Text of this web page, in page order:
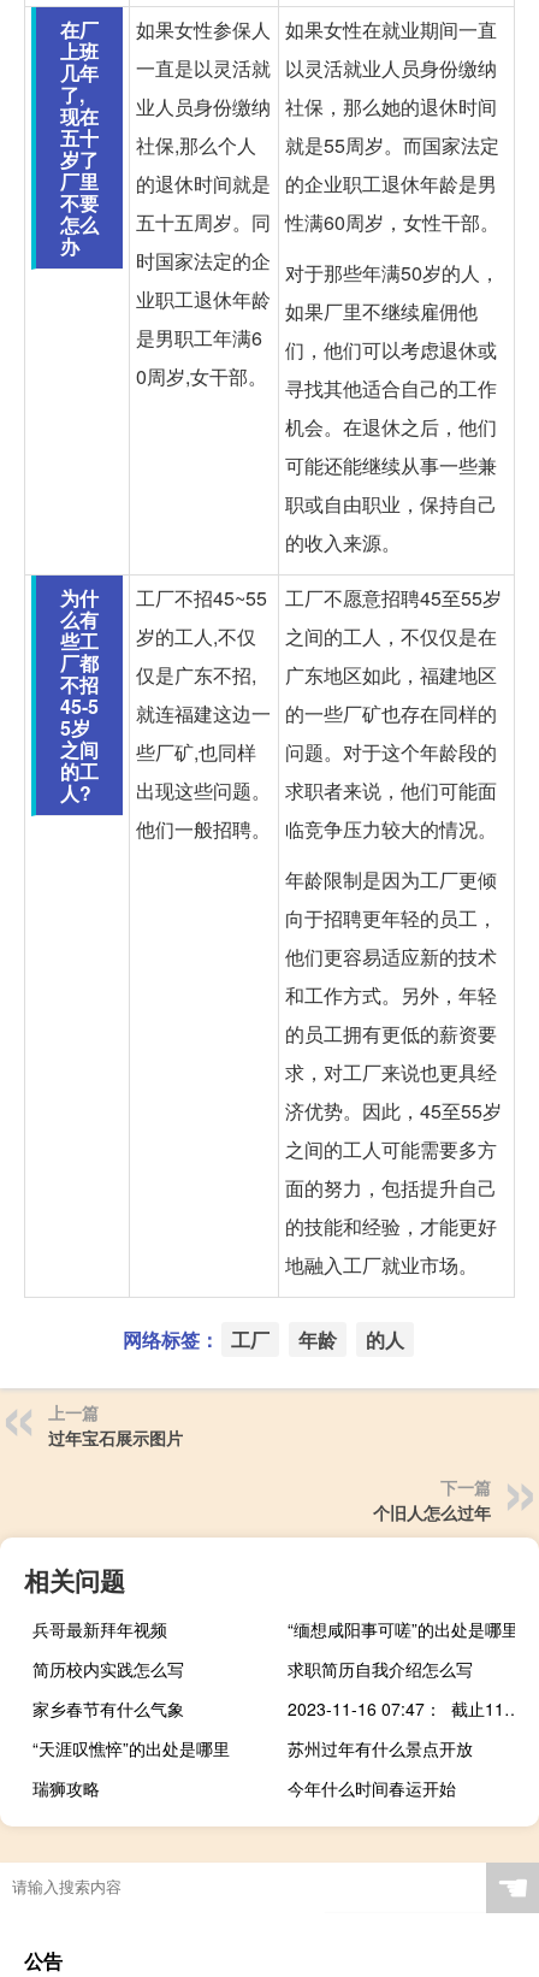
在厂
上班
几年
了,
现在
五十
岁了
厂里
不要
怎么
办
如果女性参保人
一直是以灵活就
业人员身份缴纳
社保,那么个人
的退休时间就是
五十五周岁。同
时国家法定的企
业职工退休年龄
是男职工年满6
0周岁,女干部。
如果女性在就业期间一直
以灵活就业人员身份缴纳
社保，那么她的退休时间
就是55周岁。而国家法定
的企业职工退休年龄是男
性满60周岁，女性干部。
对于那些年满50岁的人，
如果厂里不继续雇佣他
们，他们可以考虑退休或
寻找其他适合自己的工作
机会。在退休之后，他们
可能还能继续从事一些兼
职或自由职业，保持自己
的收入来源。
为什
么有
些工
厂都
不招
45-5
5岁
之间
的工
人?
工厂不招45~55
岁的工人,不仅
仅是广东不招,
就连福建这边一
些厂矿,也同样
出现这些问题。
他们一般招聘。
工厂不愿意招聘45至55岁
之间的工人，不仅仅是在
广东地区如此，福建地区
的一些厂矿也存在同样的
问题。对于这个年龄段的
求职者来说，他们可能面
临竞争压力较大的情况。
年龄限制是因为工厂更倾
向于招聘更年轻的员工，
他们更容易适应新的技术
和工作方式。另外，年轻
的员工拥有更低的薪资要
求，对工厂来说也更具经
济优势。因此，45至55岁
之间的工人可能需要多方
面的努力，包括提升自己
的技能和经验，才能更好
地融入工厂就业市场。
网络标签： 工厂 年龄 的人
上一篇
过年宝石展示图片
下一篇
个旧人怎么过年
相关问题
兵哥最新拜年视频
“缅想咸阳事可嗟”的出处是哪里
简历校内实践怎么写
求职简历自我介绍怎么写
家乡春节有什么气象
2023-11-16 07:47： 截止11月16日7时30分，甘肃省高速公路及普通干线公路阴或多云。 一、受路面结冰影响，暂对以下收费站临时交通管制： G75兰海高速K0处往临洮方向，玉井至井坪段、会川至遮阳山段各收费站入口双向； G2201兰州南绕城高速西固、金城南、和平收费站入口双向； G1816乌玛高速三甲集至 ​​​
“天涯叹憔悴”的出处是哪里
苏州过年有什么景点开放
瑞狮攻略
今年什么时间春运开始
☚
公告